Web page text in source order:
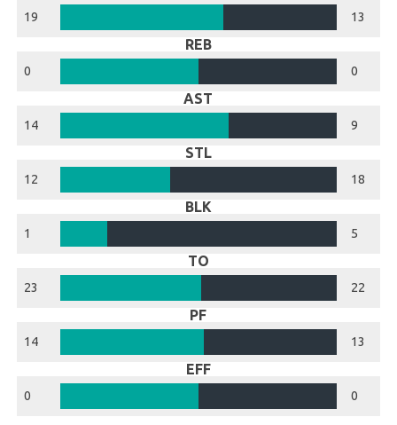
19 13
REB
0 0
AST
14 9
STL
12 18
BLK
1 5
TO
23 22
PF
14 13
EFF
0 0